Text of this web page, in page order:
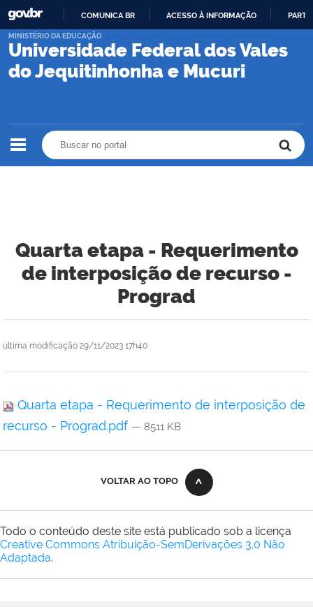
PARA
CONTEÚDO
COMUNICA BR ACESSO À INFORMAÇÃO
Universidade Federal dos Vales
do Jequitinhonha e Mucuri
MINISTÉRIO DA EDUCAÇÃO
Quarta etapa - Requerimento
de interposição de recurso -
Prograd
última modificação 29/11/2023 17h40
Quarta etapa - Requerimento de interposição de
recurso - Prograd.pdf — 8511 KB
VOLTAR AO TOPO
Todo o conteúdo deste site está publicado sob a licença
Creative Commons Atribuição-SemDerivações 3.0 Não
Adaptada.